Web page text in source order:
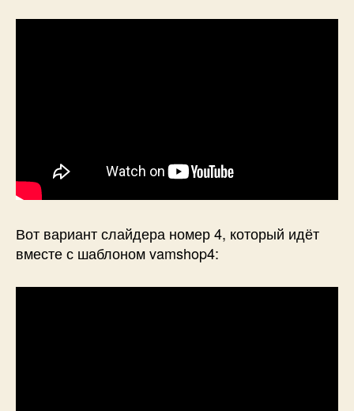
Вот вариант слайдера номер 4, который идёт
вместе с шаблоном vamshop4: